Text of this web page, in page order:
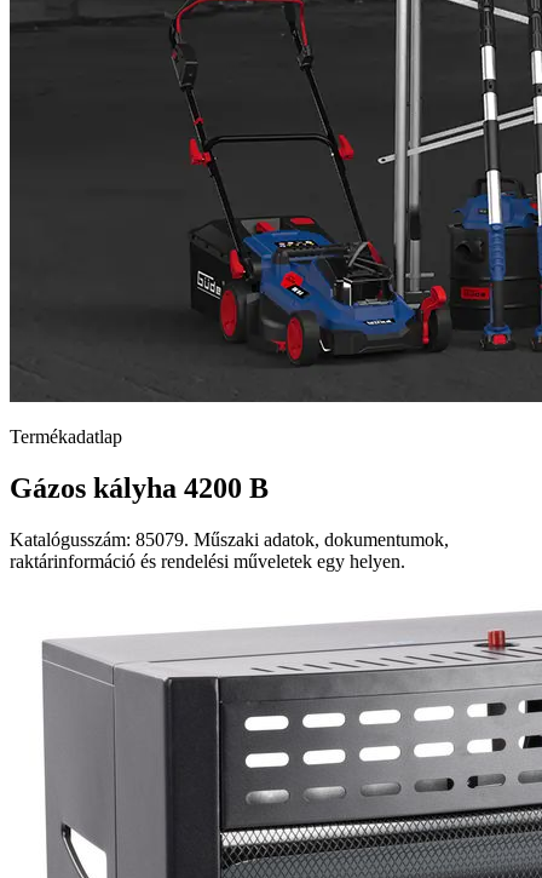
Termékadatlap
Gázos kályha 4200 B
Katalógusszám: 85079. Műszaki adatok, dokumentumok,
raktárinformáció és rendelési műveletek egy helyen.